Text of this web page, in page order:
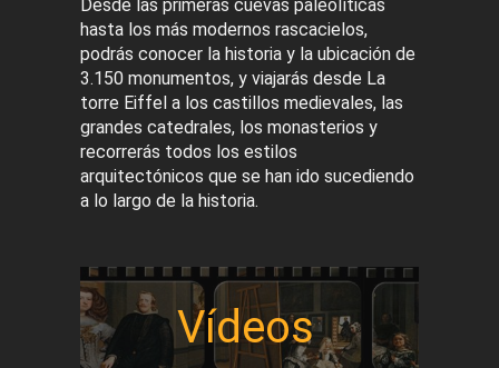
Desde las primeras cuevas paleolíticas
hasta los más modernos rascacielos,
podrás conocer la historia y la ubicación de
3.150 monumentos, y viajarás desde La
torre Eiffel a los castillos medievales, las
grandes catedrales, los monasterios y
recorrerás todos los estilos
arquitectónicos que se han ido sucediendo
a lo largo de la historia.
Vídeos